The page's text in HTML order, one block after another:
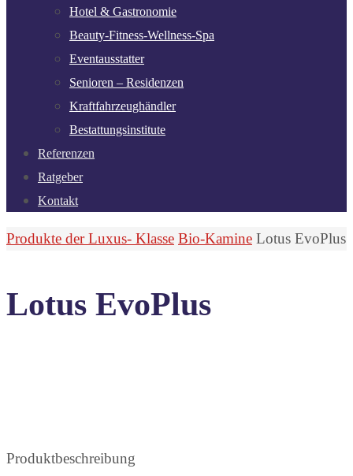
Hotel & Gastronomie
Beauty-Fitness-Wellness-Spa
Eventausstatter
Senioren – Residenzen
Kraftfahrzeughändler
Bestattungsinstitute
Referenzen
Ratgeber
Kontakt
Start
Produkte der Luxus- Klasse Bio-Kamine Lotus EvoPlus
Lotus EvoPlus
Produktbeschreibung